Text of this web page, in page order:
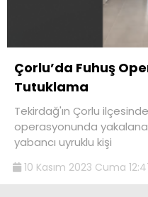
Çorlu’da Fuhuş
Tutuklama
Tekirdağ'ın Çorlu
operasyonunda
yabancı uyruklu kişi
10 Kasım 2023 Cuma